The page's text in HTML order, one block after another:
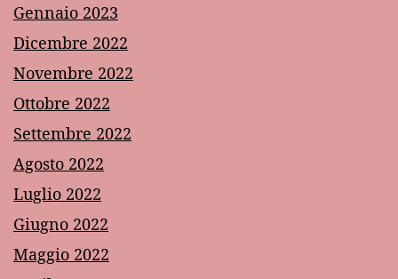
Gennaio 2023
Dicembre 2022
Novembre 2022
Ottobre 2022
Settembre 2022
Agosto 2022
Luglio 2022
Giugno 2022
Maggio 2022